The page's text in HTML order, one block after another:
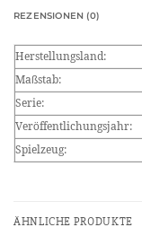
REZENSIONEN (0)
Herstellungsland:
Maßstab:
Serie:
Veröffentlichungsjahr:
Spielzeug:
ÄHNLICHE PRODUKTE